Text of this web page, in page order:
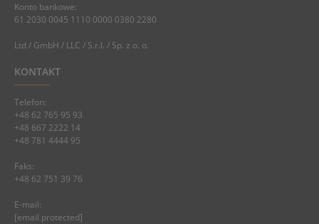
Konto bankowe:
61 2030 0045 1110 0000 0380 2280
Ltd / GmbH / LLC / S.r.l. / Sp. z o. o.
KONTAKT
Telefon:
+48 62 765 95 93
+48 667 2222 14
+48 781 4444 95
Faks:
+48 62 751 39 76
E-mail:
[email protected]